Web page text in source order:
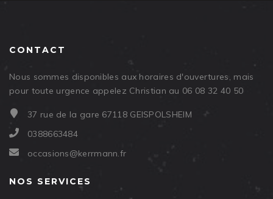
CONTACT
Nous sommes disponibles aux horaires d'ouvertures, mais
pour toute urgence appelez Christian au 06 08 32 40 50
37 rue de la gare 67118 GEISPOLSHEIM
0388663484
occasions@kerrmann.fr
NOS SERVICES